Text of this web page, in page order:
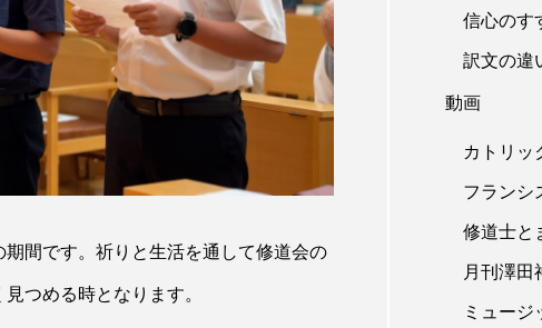
間です。祈りと生活を通して修道会の
つめる時となります。
信心のす
訳文の違
動画
カトリッ
フランシ
修道士と
月刊澤田
ミュージ